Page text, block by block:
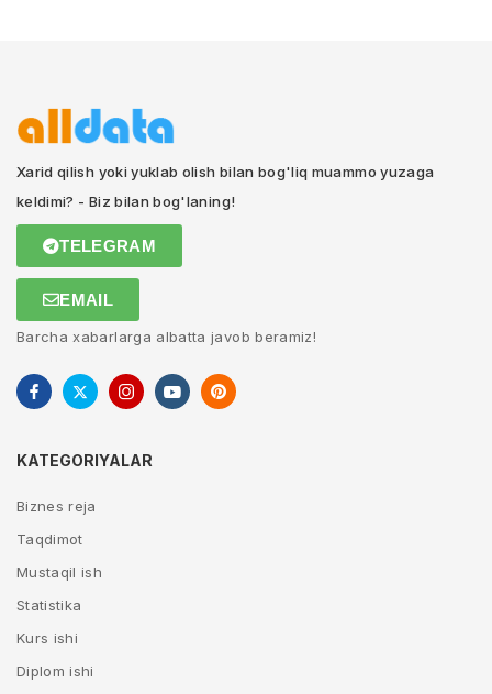
Xarid qilish yoki yuklab olish bilan bog'liq muammo yuzaga
keldimi? - Biz bilan bog'laning!
TELEGRAM
EMAIL
Barcha xabarlarga albatta javob beramiz!
KATEGORIYALAR
Biznes reja
Taqdimot
Mustaqil ish
Statistika
Kurs ishi
Diplom ishi